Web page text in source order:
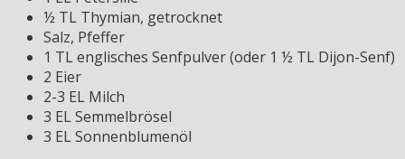
½ TL Thymian, getrocknet
Salz, Pfeffer
1 TL englisches Senfpulver (oder 1 ½ TL Dijon-Senf)
2 Eier
2-3 EL Milch
3 EL Semmelbrösel
3 EL Sonnenblumenöl